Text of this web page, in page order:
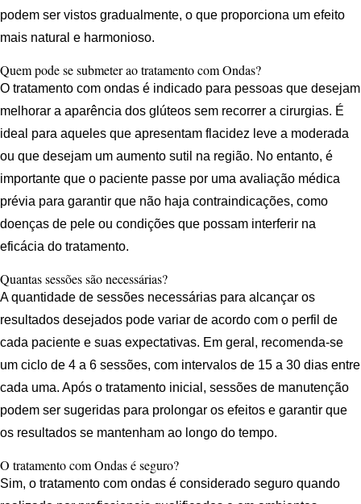
podem ser vistos gradualmente, o que proporciona um efeito
mais natural e harmonioso.
Quem pode se submeter ao tratamento com Ondas?
O tratamento com ondas é indicado para pessoas que desejam
melhorar a aparência dos glúteos sem recorrer a cirurgias. É
ideal para aqueles que apresentam flacidez leve a moderada
ou que desejam um aumento sutil na região. No entanto, é
importante que o paciente passe por uma avaliação médica
prévia para garantir que não haja contraindicações, como
doenças de pele ou condições que possam interferir na
eficácia do tratamento.
Quantas sessões são necessárias?
A quantidade de sessões necessárias para alcançar os
resultados desejados pode variar de acordo com o perfil de
cada paciente e suas expectativas. Em geral, recomenda-se
um ciclo de 4 a 6 sessões, com intervalos de 15 a 30 dias entre
cada uma. Após o tratamento inicial, sessões de manutenção
podem ser sugeridas para prolongar os efeitos e garantir que
os resultados se mantenham ao longo do tempo.
O tratamento com Ondas é seguro?
Sim, o tratamento com ondas é considerado seguro quando